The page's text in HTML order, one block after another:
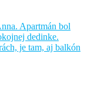
Apartmán bol
dedinke.
je tam, aj balkón